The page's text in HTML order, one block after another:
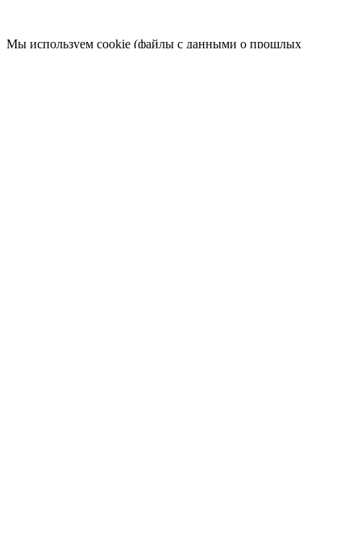
Мы используем cookie (файлы с данными о прошлых